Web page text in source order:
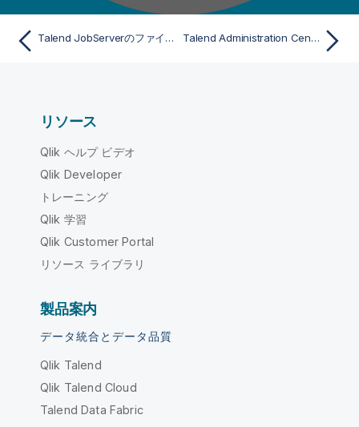
Talend JobServerのファイルリスナーセキュリティの設定 Talend Administration Centerクライアントのホスト名検証を無効化
リソース
Qlik ヘルプ ビデオ
Qlik Developer
トレーニング
Qlik 学習
Qlik Customer Portal
リソース ライブラリ
製品案内
データ統合とデータ品質
Qlik Talend
Qlik Talend Cloud
Talend Data Fabric